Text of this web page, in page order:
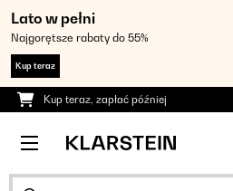
Lato w pełni
Najgorętsze rabaty do 55%
Kup teraz
Kup teraz, zapłać później